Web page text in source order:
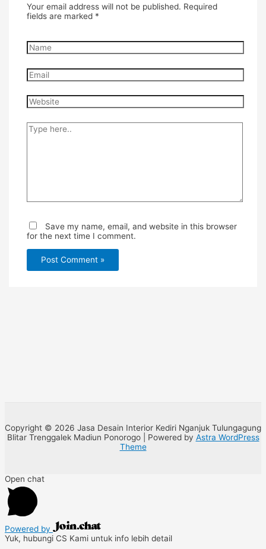
Your email address will not be published. Required
fields are marked *
Name
Email
Website
Type
here..
Save my name, email, and website in this browser
for the next time I comment.
Copyright © 2026 Jasa Desain Interior Kediri Nganjuk Tulungagung
Blitar Trenggalek Madiun Ponorogo | Powered by Astra WordPress
Theme
Open chat
Powered by
Yuk, hubungi CS Kami untuk info lebih detail